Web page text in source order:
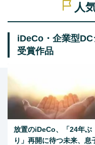
人
iDeCo・企業型
受賞作品
放置のiDeCo、「24年ぶ
り」再開に待つ未来、息